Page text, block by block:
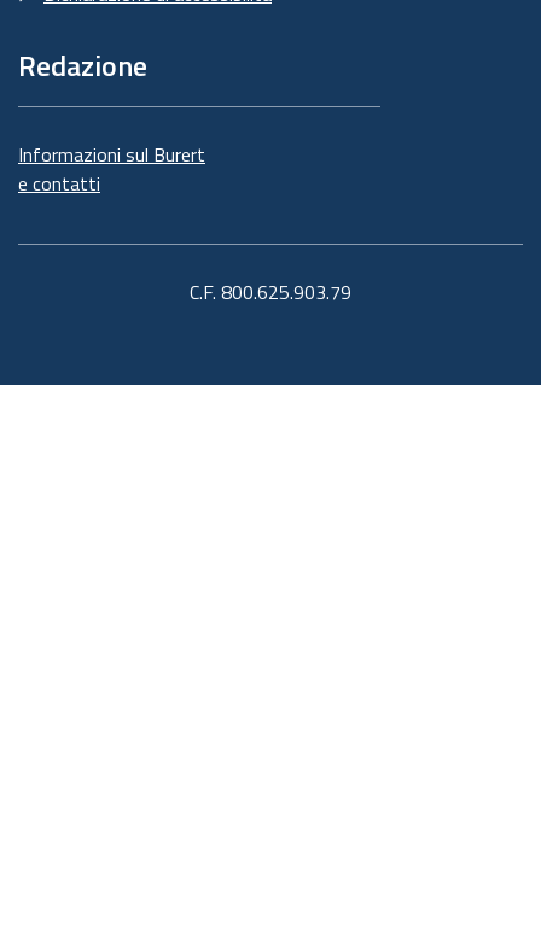
Redazione
Informazioni sul Burert
e contatti
C.F. 800.625.903.79